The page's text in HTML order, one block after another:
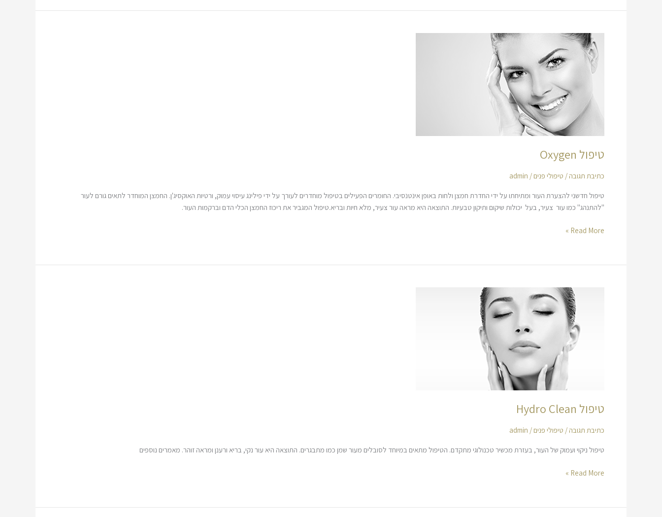
טיפול Oxygen
כתיבת תגובה/ טיפולי פנים/
admin
טיפול חדשני להצערת העור ומתיחתו על ידי החדרת חמצן ולחות באופן אינטנסיבי. החומרים הפעילים בטיפול מוחדרים לעורך על ידי פילינג עיסוי עמוק, ורטיות האוקסיג'ן. החמצן המוחדר לתאים גורם לעור
"להתנהג" כמו עור צעיר, בעל יכולות שיקום ותיקון טבעיות. התוצאה היא מראה עור צעיר, מלא חיות ובריא.טיפול המגביר את ריכוז החמצן הכלי הדם וברקמות העור.
טיפול
Oxygen
Read More »
טיפול Hydro Clean
כתיבת תגובה/ טיפולי פנים/
admin
טיפול ניקוי ועמוק של העור, בעזרת מכשיר טכנולוגי מתקדם. הטיפול מתאים במיוחד לסובלים מעור שמן כמו מתבגרים. התוצאה היא עור נקי, בריא ורענן ומראה זוהר. מאמרים נוספים
Read More »